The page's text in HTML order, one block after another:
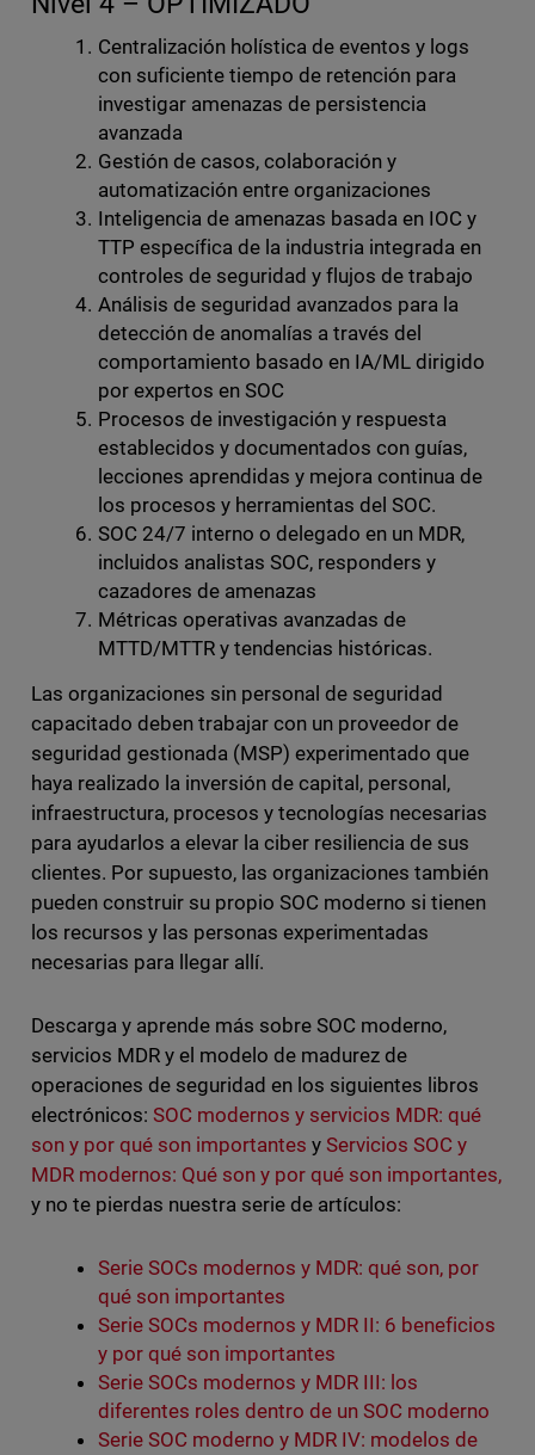
Centralización holística de eventos y logs
con suficiente tiempo de retención para
investigar amenazas de persistencia
avanzada
Gestión de casos, colaboración y
automatización entre organizaciones
Inteligencia de amenazas basada en IOC y
TTP específica de la industria integrada en
controles de seguridad y flujos de trabajo
Análisis de seguridad avanzados para la
detección de anomalías a través del
comportamiento basado en IA/ML dirigido
por expertos en SOC
Procesos de investigación y respuesta
establecidos y documentados con guías,
lecciones aprendidas y mejora continua de
los procesos y herramientas del SOC.
SOC 24/7 interno o delegado en un MDR,
incluidos analistas SOC, responders y
cazadores de amenazas
Métricas operativas avanzadas de
MTTD/MTTR y tendencias históricas.
Las organizaciones sin personal de seguridad
capacitado deben trabajar con un proveedor de
seguridad gestionada (MSP) experimentado que
haya realizado la inversión de capital, personal,
infraestructura, procesos y tecnologías necesarias
para ayudarlos a elevar la ciber resiliencia de sus
clientes. Por supuesto, las organizaciones también
pueden construir su propio SOC moderno si tienen
los recursos y las personas experimentadas
necesarias para llegar allí.
Descarga y aprende más sobre SOC moderno,
servicios MDR y el modelo de madurez de
operaciones de seguridad en los siguientes libros
electrónicos: SOC modernos y servicios MDR: qué
son y por qué son importantes yServicios SOC y
MDR modernos: Qué son y por qué son importantes,
y no te pierdas nuestra serie de artículos:
Serie SOCs modernos y MDR: qué son, por
qué son importantes
Serie SOCs modernos y MDR II: 6 beneficios
y por qué son importantes
Serie SOCs modernos y MDR III: los
diferentes roles dentro de un SOC moderno
Serie SOC moderno y MDR IV: modelos de